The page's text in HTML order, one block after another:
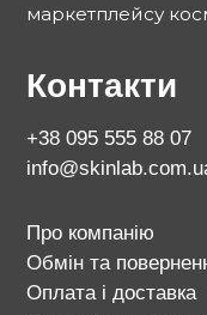
маркетплейсу
Контакти
+38 095 555 88 07
Про компанію
Обмін та
Оплата і доставка